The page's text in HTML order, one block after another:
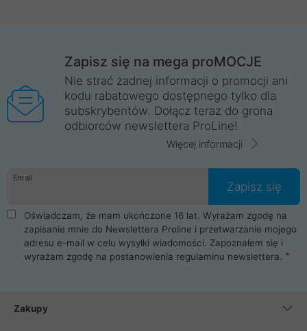
Zapisz się na mega proMOCJE
Nie strać żadnej informacji o promocji ani
kodu rabatowego dostępnego tylko dla
subskrybentów. Dołącz teraz do grona
odbiorców newslettera ProLine!
Więcej informacji
Email
Zapisz się
Oświadczam, że mam ukończone 16 lat. Wyrażam zgodę na
zapisanie mnie do Newslettera Proline i przetwarzanie mojego
adresu e-mail w celu wysyłki wiadomości. Zapoznałem się i
wyrażam zgodę na postanowienia regulaminu newslettera.
Zakupy